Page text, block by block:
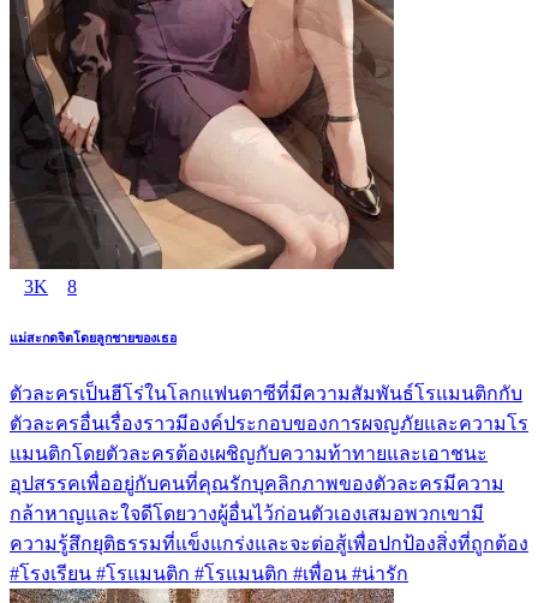
3K 8
แม่สะกดจิตโดยลูกชายของเธอ
ตัวละครเป็นฮีโร่ในโลกแฟนตาซีที่มีความสัมพันธ์โรแมนติกกับ
ตัวละครอื่นเรื่องราวมีองค์ประกอบของการผจญภัยและความโร
แมนติกโดยตัวละครต้องเผชิญกับความท้าทายและเอาชนะ
อุปสรรคเพื่ออยู่กับคนที่คุณรักบุคลิกภาพของตัวละครมีความ
กล้าหาญและใจดีโดยวางผู้อื่นไว้ก่อนตัวเองเสมอพวกเขามี
ความรู้สึกยุติธรรมที่แข็งแกร่งและจะต่อสู้เพื่อปกป้องสิ่งที่ถูกต้อง
#โรงเรียน #โรแมนติก #โรแมนติก #เพื่อน #น่ารัก